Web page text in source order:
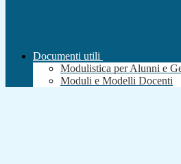
Documenti utili
Modulistica per Alunni e
Moduli e Modelli Docenti